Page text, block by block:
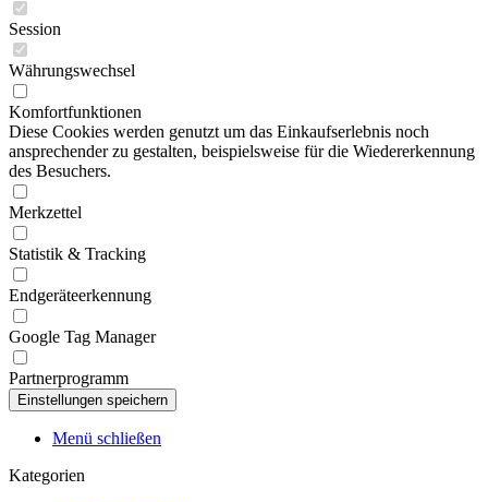
Session
Währungswechsel
Komfortfunktionen
Diese Cookies werden genutzt um das Einkaufserlebnis noch
ansprechender zu gestalten, beispielsweise für die Wiedererkennung
des Besuchers.
Merkzettel
Statistik & Tracking
Endgeräteerkennung
Google Tag Manager
Partnerprogramm
Menü schließen
Kategorien